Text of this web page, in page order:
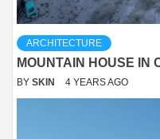
ARCHITECTURE
MOUNTAIN HOUSE IN
BY SKIN 4 YEARS AGO